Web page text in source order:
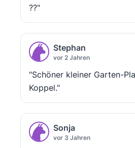
??"
Stephan
vor 2 Jahren
"Schöner kleiner Garten-
Koppel."
Sonja
vor 3 Jahren